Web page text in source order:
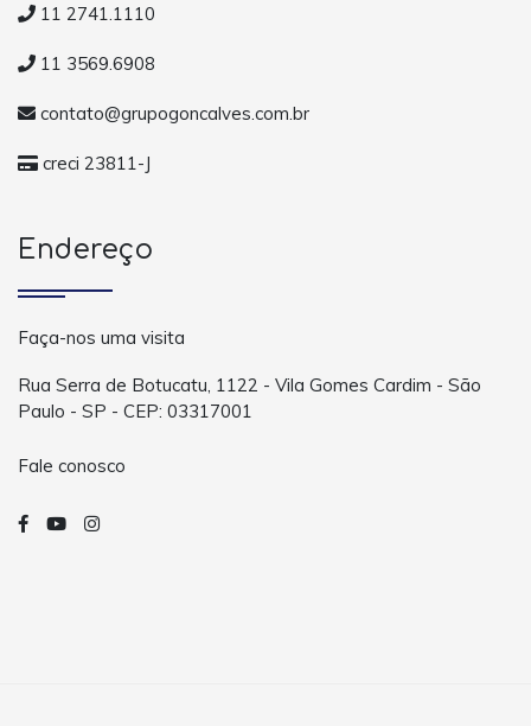
11 2741.1110
11 3569.6908
contato@grupogoncalves.com.br
creci 23811-J
Endereço
Faça-nos uma visita
Rua Serra de Botucatu, 1122 - Vila Gomes Cardim - São
Paulo - SP - CEP: 03317001
Fale conosco